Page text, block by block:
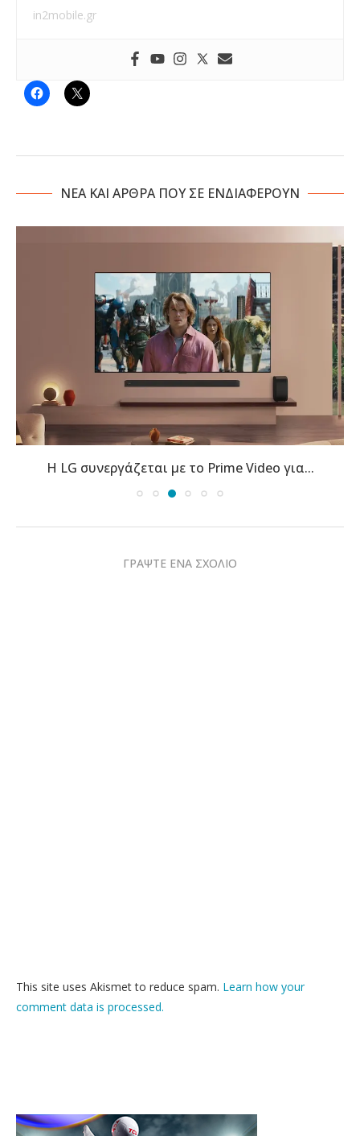
in2mobile.gr
NΕΑ ΚΑΙ ΑΡΘΡΑ ΠΟΥ ΣΕ ΕΝΔΙΑΦΕΡΟΥΝ
Η LG συνεργάζεται με το Prime Video για...
ΓΡΑΨΤΕ ΕΝΑ ΣΧΟΛΙΟ
This site uses Akismet to reduce spam. Learn how your
comment data is processed.